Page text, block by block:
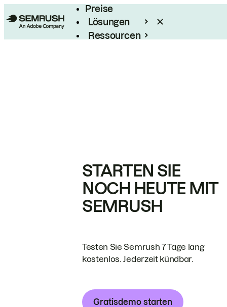
Preise
Lösungen
Ressourcen
STARTEN SIE
NOCH HEUTE MIT
SEMRUSH
Testen Sie Semrush 7 Tage lang
kostenlos. Jederzeit kündbar.
Gratisdemo starten